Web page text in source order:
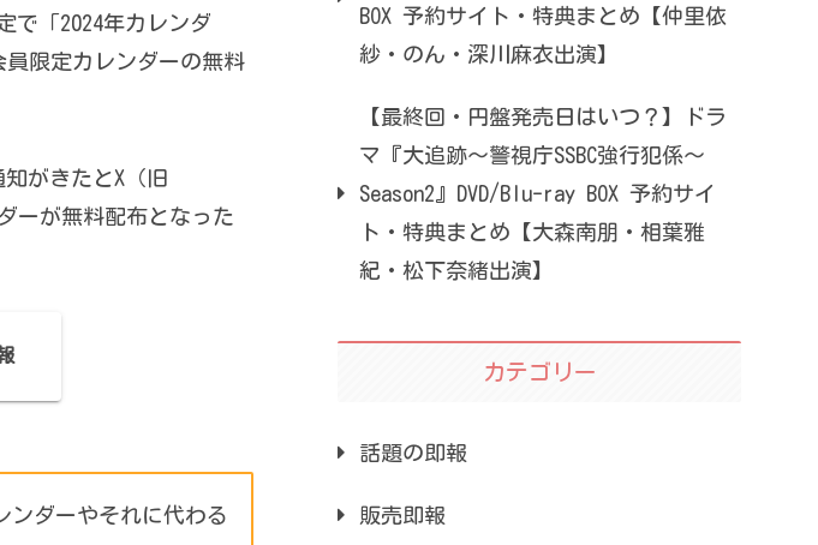
で「2024年カレンダ
員限定カレンダーの無料
がきたとX（旧
ーが無料配布となった
ンダーやそれに代わる
BOX 予約サイト・特典まとめ【仲里依
紗・のん・深川麻衣出演】
【最終回・円盤発売日はいつ？】ドラ
マ『大追跡～警視庁SSBC強行犯係～
Season2』DVD/Blu-ray BOX 予約サイ
ト・特典まとめ【大森南朋・相葉雅
紀・松下奈緒出演】
カテゴリー
話題の即報
販売即報